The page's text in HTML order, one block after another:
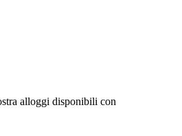
alloggi disponibili con